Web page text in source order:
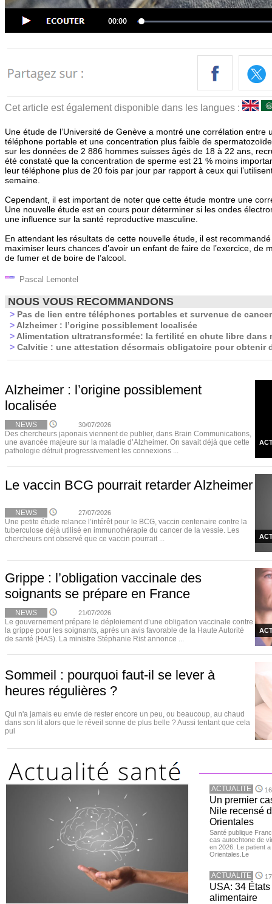
Cet article est également disponible dans les langues :
Une étude de l’Université de Genève a montré une corrélation entre
téléphone portable et une concentration plus faible de
sur les données de 2 886 hommes suisses âgés de 18 à 22 ans,
été constaté que la concentration de sperme est 21 % moins
leur téléphone plus de 20 fois par jour par rapport à ceux qui
semaine.
Cependant, il est important de noter que cette étude montre une
Une nouvelle étude est en cours pour déterminer si les ondes
une influence sur la santé reproductive masculine.
En attendant les résultats de cette nouvelle étude, il est
maximiser leurs chances d’avoir un enfant de faire de l’exercice, de
de fumer et de boire de l’alcool.
Pascal Lemontel
NOUS VOUS RECOMMANDONS
> Pas de lien entre téléphones portables et survenue de
> Alzheimer : l’origine possiblement localisée
> Alimentation ultratransformée: la fertilité en chute libre dans
> Calvitie : une attestation désormais obligatoire pour obtenir
Alzheimer : l’origine possiblement
localisée
NEWS 30/07/2026
Des chercheurs japonais viennent de publier, dans Brain Communications,
une avancée majeure sur la maladie d’Alzheimer. On savait déjà que cette
pathologie détruit progressivement les connexions ...
Le vaccin BCG pourrait retarder Alzheimer
NEWS 27/07/2026
Une petite étude relance l’intérêt pour le BCG, vaccin centenaire contre la
tuberculose déjà utilisé en immunothérapie du cancer de la vessie. Les
chercheurs ont observé que ce vaccin pourrait ...
Grippe : l’obligation vaccinale des
soignants se prépare en France
NEWS 21/07/2026
Le gouvernement prépare le déploiement d’une obligation vaccinale contre
la grippe pour les soignants, après un avis favorable de la Haute Autorité
de santé (HAS). La ministre Stéphanie Rist annonce ...
Sommeil : pourquoi faut-il se lever à
heures régulières ?
Qui n'a jamais eu envie de rester encore un peu, ou beaucoup, au chaud
dans son lit alors que le réveil sonne de plus belle ? Aussi tentant que cela
pui
ACTUALITE
Un premier
Nile recensé
Orientales
Santé publique
cas autochtone de
en 2026. Le patient
Orientales.Le
ACTUALITE
USA: 34
alimentaire